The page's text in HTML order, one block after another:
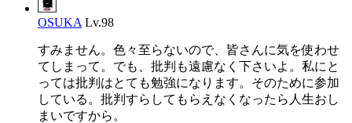
OSUKA Lv.98
すみません。色々至らないので、皆さんに気を使わせ
てしまって。でも、批判も遠慮なく下さいよ。私にと
っては批判はとても勉強になります。そのために参加
している。批判すらしてもらえなくなったら人生おし
まいですから。